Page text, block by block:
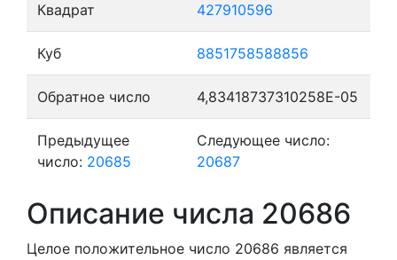
Квадрат 427910596
Куб 8851758588856
Обратное число 4,83418737310258E-05
Предыдущее
число: 20685
Следующее число:
20687
Описание числа 20686
Целое положительное число 20686 является